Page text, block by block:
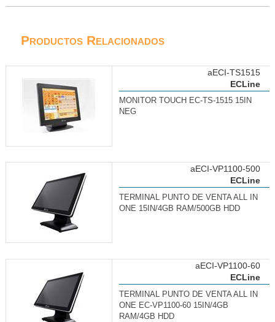
Productos Relacionados
ECLine
aECI-TS1515
MONITOR TOUCH EC-TS-1515 15IN
NEG
ECLine
aECI-VP1100-500
TERMINAL PUNTO DE VENTA ALL IN
ONE 15IN/4GB RAM/500GB HDD
ECLine
aECI-VP1100-60
TERMINAL PUNTO DE VENTA ALL IN
ONE EC-VP1100-60 15IN/4GB
RAM/4GB HDD